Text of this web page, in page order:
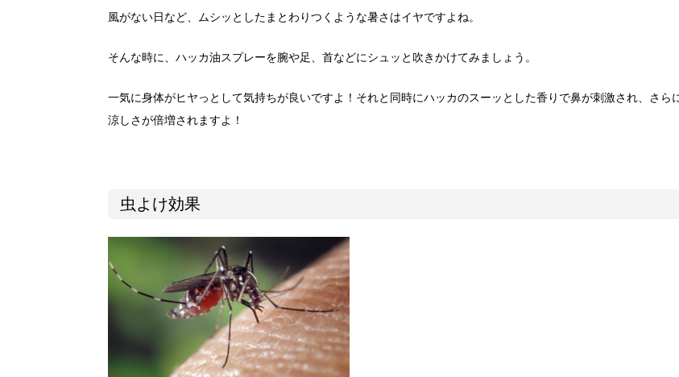
風がない日など、ムシッとしたまとわりつくような暑さはイヤですよね。
そんな時に、ハッカ油スプレーを腕や足、首などにシュッと吹きかけてみましょう。
一気に身体がヒヤっとして気持ちが良いですよ！それと同時にハッカのスーッとした香りで鼻が刺激され、さら
涼しさが倍増されますよ！
虫よけ効果